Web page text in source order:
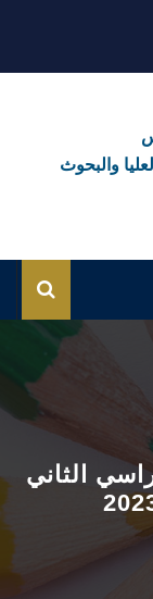
والبحوث
بوابة الطلاب
الإلكتروني للطلاب
الثاني